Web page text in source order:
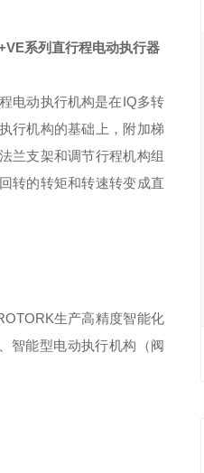
系列直行程电动执行器
电动执行机构是在IQ多转
行机构的基础上，附加梯
兰支架和调节行程机构组
转的转矩和转速转变成直
生产高精度智能化
智能型电动执行机构（阀